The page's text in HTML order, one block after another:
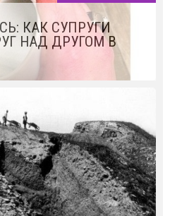
КАК СУПРУГИ
НАД ДРУГОМ В